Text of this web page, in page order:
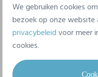
Eigenschappen
Merk
Gildan
We gebruiken cookies
bezoek op onze website
privacybeleidvoor meer
cookies.